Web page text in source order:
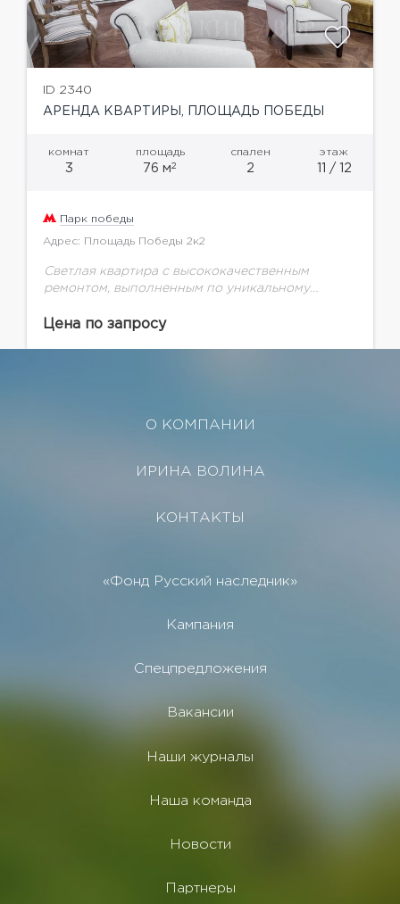
ID 2340
АРЕНДА КВАРТИРЫ, ПЛОЩАДЬ ПОБЕДЫ
комнат
3
площадь
76 м2
спален
2
этаж
11 / 12
Парк победы
Адрес: Площадь Победы 2к2
Светлая квартира с высококачественным
ремонтом, выполненным по уникальному
две спальни, гардеробная, с/у. Застекленный
Цена по запросу
О КОМПАНИИ
ИРИНА ВОЛИНА
КОНТАКТЫ
«Фонд Русский наследник»
Кампания
Спецпредложения
Вакансии
Наши журналы
Наша команда
Новости
Партнеры